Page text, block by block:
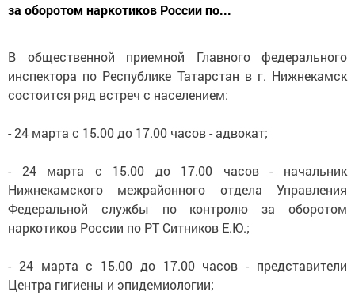
за оборотом наркотиков России по...
В общественной приемной Главного федерального
инспектора по Республике Татарстан в г. Нижнекамск
состоится ряд встреч с населением:
- 24 марта с 15.00 до 17.00 часов - адвокат;
- 24 марта с 15.00 до 17.00 часов - начальник
Нижнекамского межрайонного отдела Управления
Федеральной службы по контролю за оборотом
наркотиков России по РТ Ситников Е.Ю.;
- 24 марта с 15.00 до 17.00 часов - представители
Центра гигиены и эпидемиологии;